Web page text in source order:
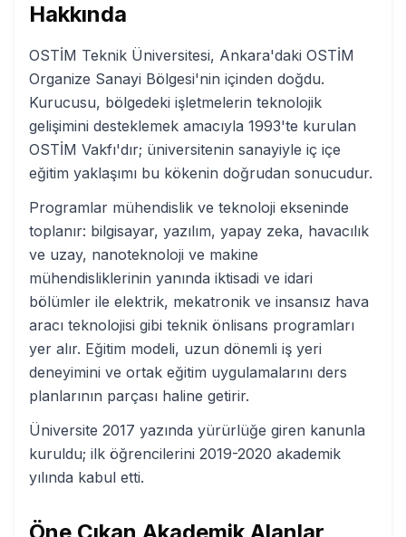
Hakkında
OSTİM Teknik Üniversitesi, Ankara'daki OSTİM
Organize Sanayi Bölgesi'nin içinden doğdu.
Kurucusu, bölgedeki işletmelerin teknolojik
gelişimini desteklemek amacıyla 1993'te kurulan
OSTİM Vakfı'dır; üniversitenin sanayiyle iç içe
eğitim yaklaşımı bu kökenin doğrudan sonucudur.
Programlar mühendislik ve teknoloji ekseninde
toplanır: bilgisayar, yazılım, yapay zeka, havacılık
ve uzay, nanoteknoloji ve makine
mühendisliklerinin yanında iktisadi ve idari
bölümler ile elektrik, mekatronik ve insansız hava
aracı teknolojisi gibi teknik önlisans programları
yer alır. Eğitim modeli, uzun dönemli iş yeri
deneyimini ve ortak eğitim uygulamalarını ders
planlarının parçası haline getirir.
Üniversite 2017 yazında yürürlüğe giren kanunla
kuruldu; ilk öğrencilerini 2019-2020 akademik
yılında kabul etti.